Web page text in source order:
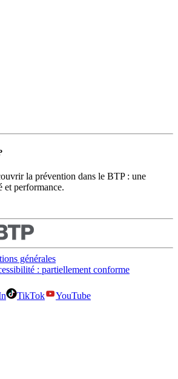
la prévention dans le BTP : une
et performance.
générales
: partiellement conforme
TikTok
YouTube